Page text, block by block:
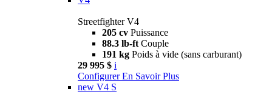
Streetfighter V4
205 cv Puissance
88.3 lb-ft Couple
191 kg Poids à vide (sans carburant)
29 995 $ i
Configurer En Savoir Plus
new V4 S